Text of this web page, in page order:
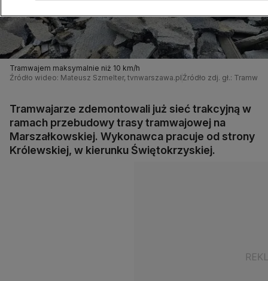
Tramwajem maksymalnie niż 10 km/h
Źródło wideo: Mateusz Szmelter, tvnwarszawa.pl Źródło zdj. gł.:
Tramwajarze zdemontowali już sieć trakcyjną w
ramach przebudowy trasy tramwajowej na
Marszałkowskiej. Wykonawca pracuje od strony
Królewskiej, w kierunku Świętokrzyskiej.